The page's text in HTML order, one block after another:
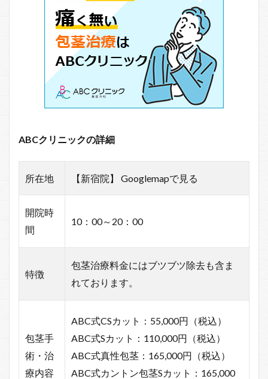
ABCクリニックの詳細
所在地 【新宿院】 Googlemapで見る
開院時
間
10：00～20：00
特徴
包茎治療料金にはブツブツ除去も含ま
れております。
包茎手
術・治
療内容
ABC式CSカット：55,000円（税込）
ABC式Sカット：110,000円（税込）
ABC式真性包茎：165,000円（税込）
ABC式カントン包茎Sカット：165,000